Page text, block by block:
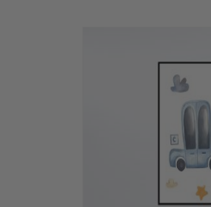
Posters - Flygplan /